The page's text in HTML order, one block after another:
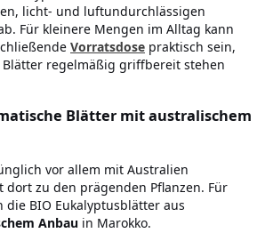
licht- und luftundurchlässigen
Für kleinere Mengen im Alltag kann
Vorratsdose praktisch sein,
regelmäßig griffbereit stehen
Blätter mit australischem
vor allem mit Australien
zu den prägenden Pflanzen. Für
die BIO Eukalyptusblätter aus
Anbau in Marokko.